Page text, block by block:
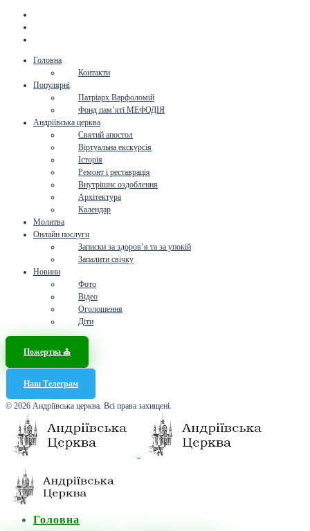
Головна
Контакти
Популярні
Патріарх Варфоломій
Фонд пам’яті МЕФОДІЯ
Андріївська церква
Святий апостол
Віртуальна екскурсія
Історія
Ремонт і реставрація
Внутрішнє оздоблення
Архітектура
Календар
Молитва
Онлайн послуги
Записки за здоров’я та за упокій
Запалити свічку
Новини
Фото
Відео
Оголошення
Діти
Пожертва ⛪️
Наш Телеграм
© 2026 Андріївська церква. Всі права захищені.
Головна